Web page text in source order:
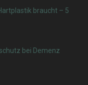
braucht – 5
bei Demenz